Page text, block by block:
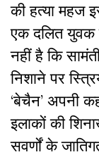
की हत्या महज
एक दलित युवक
नहीं है कि
निशाने पर
‘बेचैन’ अपनी
इलाकों की
सवर्णों के